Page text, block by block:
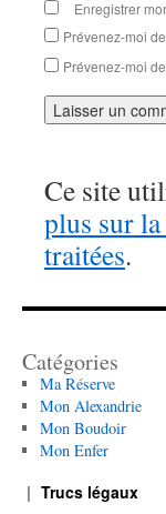
Enregistrer
Prévenez-moi
Prévenez-moi
Ce site
plus sur
traitées.
Catégories
Ma Réserve
Mon Alexandrie
Mon Boudoir
Mon Enfer
Trucs légaux